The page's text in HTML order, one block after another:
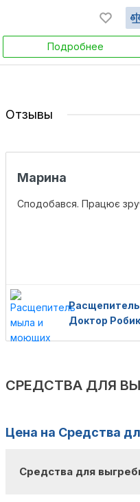
Подробнее
Отзывы
Марина
Сподобався. Працює
Доктор
СРЕДСТВА ДЛЯ
Цена на Средства
Средства для